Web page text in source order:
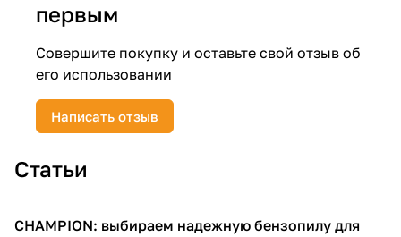
первым
Совершите покупку и оставьте свой отзыв об
его использовании
Написать отзыв
Статьи
Пилы
CHAMPION: выбираем надежную бензопилу для